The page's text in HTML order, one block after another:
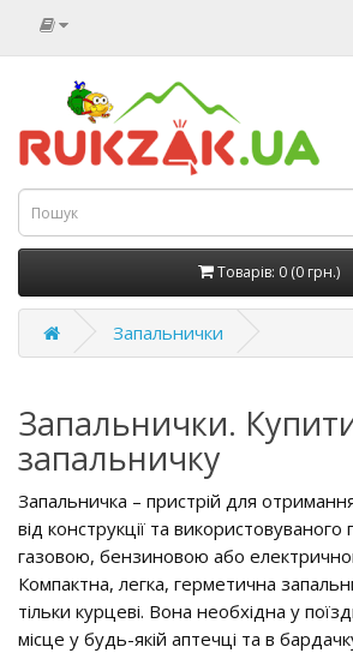
Товарів: 0 (0 грн.)
Запальнички
Запальнички.
запальничку
Запальничка – пристрій для
від конструкції та
газовою, бензиновою або
Компактна, легка, герметична
тільки курцеві. Вона необхідна у
місце у будь-якій аптечці та в